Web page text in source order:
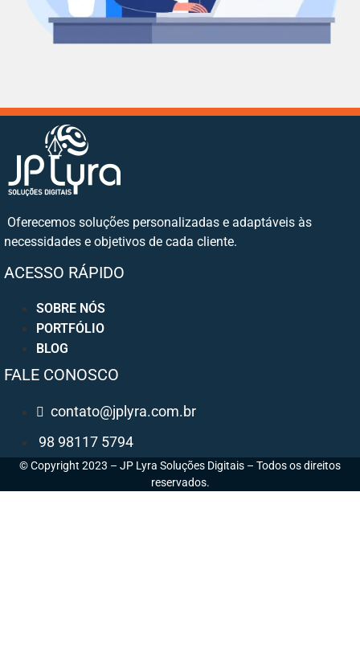
Oferecemos soluções personalizadas e adaptáveis às
necessidades e objetivos de cada cliente.
ACESSO RÁPIDO
SOBRE NÓS
PORTFÓLIO
BLOG
FALE CONOSCO
contato@jplyra.com.br
98 98117 5794
© Copyright 2023 – JP Lyra Soluções Digitais – Todos os direitos
reservados.